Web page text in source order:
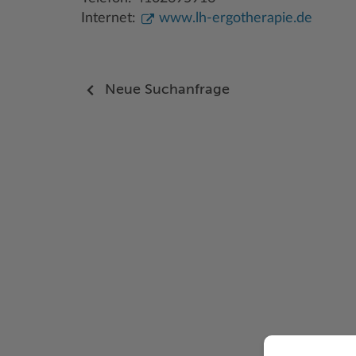
Internet:
www.lh-ergotherapie.de
Neue Suchanfrage